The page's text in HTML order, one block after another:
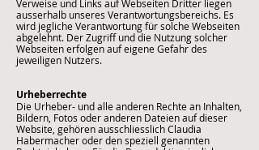
Verweise und Links auf Webseiten Dritter liegen
ausserhalb unseres Verantwortungsbereichs. Es
wird jegliche Verantwortung für solche Webseiten
abgelehnt. Der Zugriff und die Nutzung solcher
Webseiten erfolgen auf eigene Gefahr des
jeweiligen Nutzers.
Urheberrechte
Die Urheber- und alle anderen Rechte an Inhalten,
Bildern, Fotos oder anderen Dateien auf dieser
Website, gehören ausschliesslich Claudia
Habermacher oder den speziell genannten